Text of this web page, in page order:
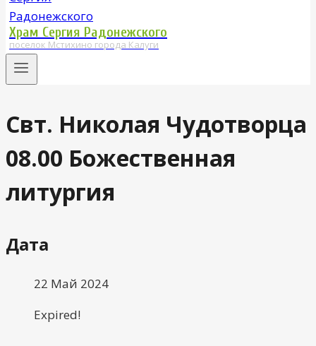
Храм Сергия Радонежского
поселок Мстихино города Калуги
Свт. Николая Чудотворца
08.00 Божественная
литургия
Дата
22 Май 2024
Expired!